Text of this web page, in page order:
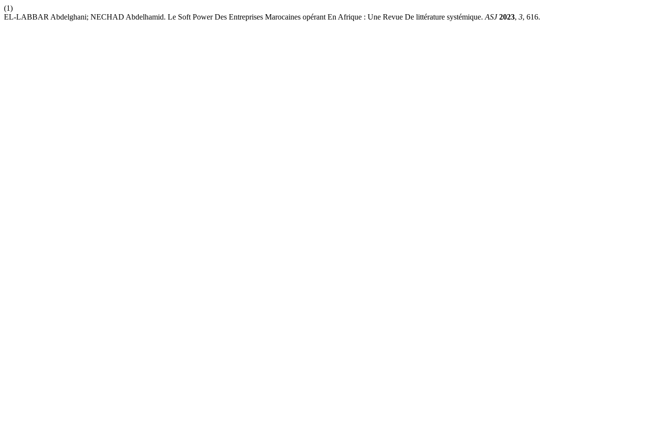
(1)
EL-LABBAR Abdelghani; NECHAD Abdelhamid. Le Soft Power Des Entreprises Marocaines opérant En Afrique : Une Revue De littérature systémique. ASJ 2023, 3, 616.